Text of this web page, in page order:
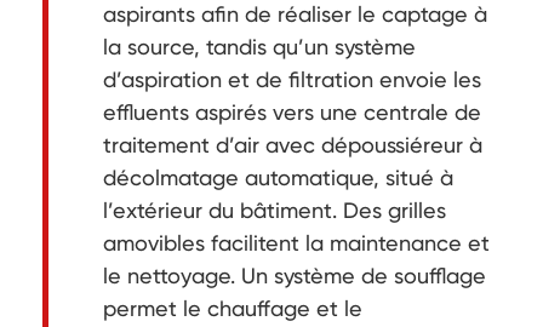
aspirants afin de réaliser le captage à
la source, tandis qu’un système
d’aspiration et de filtration envoie les
effluents aspirés vers une centrale de
traitement d’air avec dépoussiéreur à
décolmatage automatique, situé à
l’extérieur du bâtiment. Des grilles
amovibles facilitent la maintenance et
le nettoyage. Un système de soufflage
permet le chauffage et le